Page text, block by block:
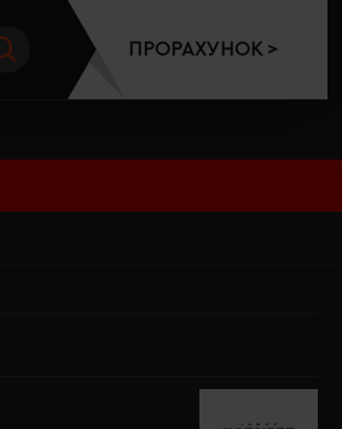
ПРОРАХУНОК >